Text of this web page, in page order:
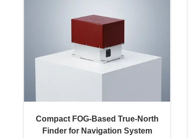
Compact FOG-Based True-North
Finder for Navigation System